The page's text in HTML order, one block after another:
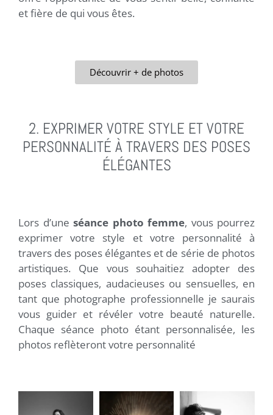
et fière de qui vous êtes.
Découvrir + de photos
2. EXPRIMER VOTRE STYLE ET VOTRE
PERSONNALITÉ À TRAVERS DES POSES
ÉLÉGANTES
Lors d’une séance photo femme, vous pourrez
exprimer votre style et votre personnalité à
travers des poses élégantes et de série de photos
artistiques. Que vous souhaitiez adopter des
poses classiques, audacieuses ou sensuelles, en
tant que photographe professionnelle je saurais
vous guider et révéler votre beauté naturelle.
Chaque séance photo étant personnalisée, les
photos reflèteront votre personnalité